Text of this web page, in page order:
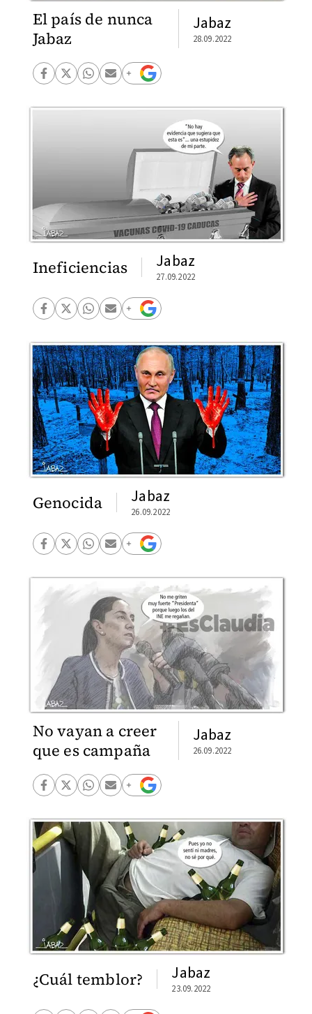
El país de nunca
Jabaz
Jabaz
28.09.2022
Ineficiencias Jabaz
27.09.2022
Genocida Jabaz
26.09.2022
No vayan a creer
que es campaña
Jabaz
26.09.2022
¿Cuál temblor? Jabaz
23.09.2022